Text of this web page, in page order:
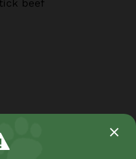
beef